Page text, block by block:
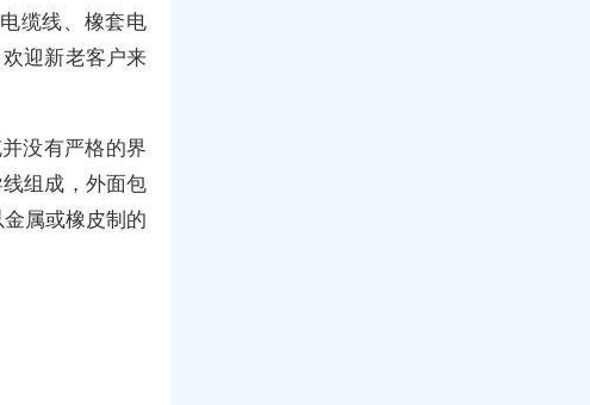
缆线、橡套电
迎新老客户来
没有严格的界
组成，外面包
属或橡皮制的